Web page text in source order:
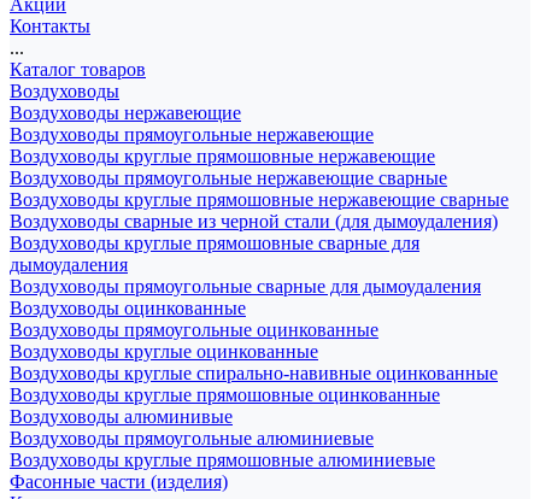
Акции
Контакты
...
Каталог товаров
Воздуховоды
Воздуховоды нержавеющие
Воздуховоды прямоугольные нержавеющие
Воздуховоды круглые прямошовные нержавеющие
Воздуховоды прямоугольные нержавеющие сварные
Воздуховоды круглые прямошовные нержавеющие сварные
Воздуховоды сварные из черной стали (для дымоудаления)
Воздуховоды круглые прямошовные сварные для
дымоудаления
Воздуховоды прямоугольные сварные для дымоудаления
Воздуховоды оцинкованные
Воздуховоды прямоугольные оцинкованные
Воздуховоды круглые оцинкованные
Воздуховоды круглые спирально-навивные оцинкованные
Воздуховоды круглые прямошовные оцинкованные
Воздуховоды алюминивые
Воздуховоды прямоугольные алюминиевые
Воздуховоды круглые прямошовные алюминиевые
Фасонные части (изделия)